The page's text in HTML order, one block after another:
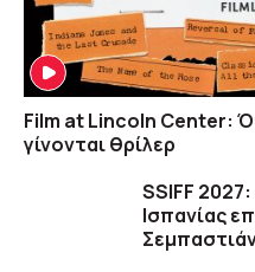
Film at Lincoln Center:
γίνονται θρίλερ
SSIFF
Ισπανίας